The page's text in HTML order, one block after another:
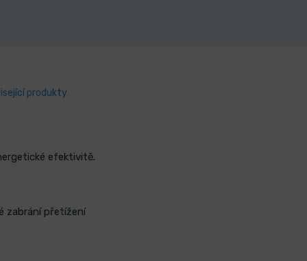
produkty
efektivitě.
zabrání přetížení